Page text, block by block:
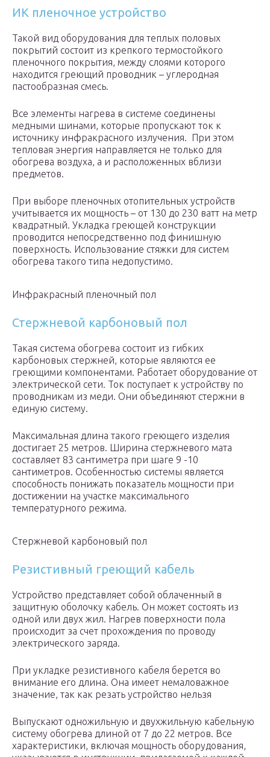
ИК пленочное устройство
Такой вид оборудования для теплых половых
покрытий состоит из крепкого термостойкого
пленочного покрытия, между слоями которого
находится греющий проводник – углеродная
пастообразная смесь.
Все элементы нагрева в системе соединены
медными шинами, которые пропускают ток к
источнику инфракрасного излучения. При этом
тепловая энергия направляется не только для
обогрева воздуха, а и расположенных вблизи
предметов.
При выборе пленочных отопительных устройств
учитывается их мощность – от 130 до 230 ватт на метр
квадратный. Укладка греющей конструкции
проводится непосредственно под финишную
поверхность. Использование стяжки для систем
обогрева такого типа недопустимо.
Инфракрасный пленочный пол
Стержневой карбоновый пол
Такая система обогрева состоит из гибких
карбоновых стержней, которые являются ее
греющими компонентами. Работает оборудование от
электрической сети. Ток поступает к устройству по
проводникам из меди. Они объединяют стержни в
единую систему.
Максимальная длина такого греющего изделия
достигает 25 метров. Ширина стержневого мата
составляет 83 сантиметра при шаге 9 -10
сантиметров. Особенностью системы является
способность понижать показатель мощности при
достижении на участке максимального
температурного режима.
Стержневой карбоновый пол
Резистивный греющий кабель
Устройство представляет собой облаченный в
защитную оболочку кабель. Он может состоять из
одной или двух жил. Нагрев поверхности пола
происходит за счет прохождения по проводу
электрического заряда.
При укладке резистивного кабеля берется во
внимание его длина. Она имеет немаловажное
значение, так как резать устройство нельзя
Выпускают одножильную и двухжильную кабельную
систему обогрева длиной от 7 до 22 метров. Все
характеристики, включая мощность оборудования,